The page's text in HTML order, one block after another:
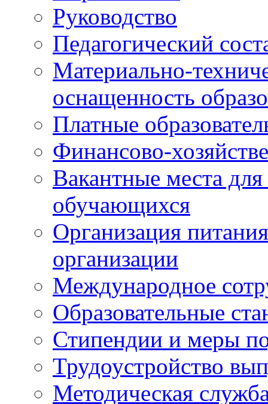
Руководство
Педагогический
Материально-
оснащенность
Платные
Финансово-
Вакантные места
обучающихся
Организация
организации
Международное
Образовательные
Стипендии и меры
Трудоустройство
Методическая